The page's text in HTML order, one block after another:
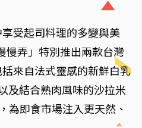
受起司料理的多變與美
慢弄」特別推出兩款台灣
來自法式靈感的新鮮白乳
及結合熟肉風味的沙拉米
為即食市場注入更天然、